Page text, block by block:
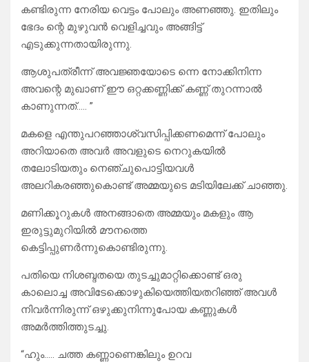
കണ്ടിരുന്ന നേരിയ വെട്ടം പോലും അണഞ്ഞു. ഇതിലും
ഭേദം ന്റെ മുഴുവൻ വെളിച്ചവും അങ്ങിട്ട്
എടുക്കുന്നതായിരുന്നു.
ആശുപത്രീന്ന് അവജ്ഞയോടെ ന്നെ നോക്കിനിന്ന
അവന്റെ മുഖാണ് ഈ ഒറ്റക്കണ്ണിക്ക് കണ്ണ് തുറന്നാൽ
കാണുന്നത്….. ”
മകളെ എന്തുപറഞ്ഞാശ്വസിപ്പിക്കണമെന്ന് പോലും
അറിയാതെ അവർ അവളുടെ നെറുകയിൽ
തലോടിയതും നെഞ്ചുപൊട്ടിയവൾ
അലറികരഞ്ഞുകൊണ്ട് അമ്മയുടെ മടിയിലേക്ക് ചാഞ്ഞു.
മണിക്കൂറുകൾ അനങ്ങാതെ അമ്മയും മകളും ആ
ഇരുട്ടുമുറിയിൽ മൗനത്തെ
കെട്ടിപ്പുണർന്നുകൊണ്ടിരുന്നു.
പതിയെ നിശബ്ദതയെ തുടച്ചുമാറ്റിക്കൊണ്ട് ഒരു
കാലൊച്ച അവിടേക്കൊഴുകിയെത്തിയതറിഞ്ഞ് അവൾ
നിവർന്നിരുന്ന് ഒഴുക്കുനിന്നുപോയ കണ്ണുകൾ
അമർത്തിത്തുടച്ചു.
“ഹും….. ചത്ത കണ്ണാണെങ്കിലും ഉറവ